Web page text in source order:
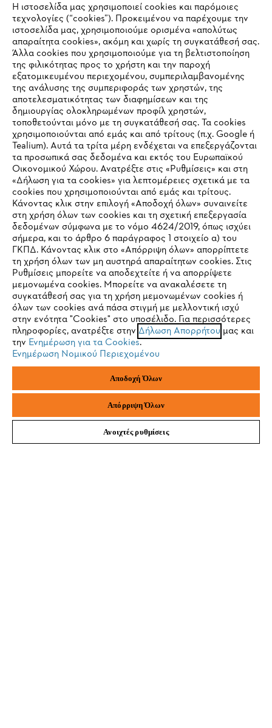
Καύσιμα, λάδια και λιπαντικά
Μέσα ατομικής προστασίας
ΜΗ ΧΑΝΕΤΕ ΤΙΠΟΤΑ ΠΙΑ ΜΕ ΤΟ
ΕΝΗΜΕΡΩΤΙΚΟ ΔΕΛΤΙΟ ΤΗΣ STIHL.
Διεύθυνση email
Εγγραφείτε τώρα
IHR BROWSER WIRD NICHT
UNTERSTÜTZT
Sie nutzen einen Browser, den wir noch nicht unterstützen. Für
eine optimale Nutzung unserer Seite empfehlen wir Ihnen, zu
einem der folgenden Browser zu wechseln:
Firefox Chrome
Η ιστοσελίδα μας χρησιμοποιεί cookies και παρόμοιες
τεχνολογίες (“cookies”). Προκειμένου να παρέχουμε την
ιστοσελίδα μας, χρησιμοποιούμε ορισμένα «απολύτως
απαραίτητα cookies», ακόμη και χωρίς τη συγκατάθεσή σας.
Άλλα cookies που χρησιμοποιούμε για τη βελτιστοποίηση
της φιλικότητας προς το χρήστη και την παροχή
εξατομικευμένου περιεχομένου, συμπεριλαμβανομένης
της ανάλυσης της συμπεριφοράς των χρηστών, της
αποτελεσματικότητας των διαφημίσεων και της
δημιουργίας ολοκληρωμένων προφίλ χρηστών,
τοποθετούνται μόνο με τη συγκατάθεσή σας. Τα cookies
χρησιμοποιούνται από εμάς και από τρίτους (π.χ. Google ή
Tealium). Αυτά τα τρίτα μέρη ενδέχεται να επεξεργάζονται
τα προσωπικά σας δεδομένα και εκτός του Ευρωπαϊκού
Οικονομικού Χώρου. Ανατρέξτε στις «Ρυθμίσεις» και στη
«Δήλωση για τα cookies» για λεπτομέρειες σχετικά με τα
cookies που χρησιμοποιούνται από εμάς και τρίτους.
Κάνοντας κλικ στην επιλογή «Αποδοχή όλων» συναινείτε
στη χρήση όλων των cookies και τη σχετική επεξεργασία
δεδομένων σύμφωνα με το νόμο 4624/2019, όπως ισχύει
σήμερα, και το άρθρο 6 παράγραφος 1 στοιχείο α) του
ΓΚΠΔ. Κάνοντας κλικ στο «Απόρριψη όλων» απορρίπτετε
τη χρήση όλων των μη αυστηρά απαραίτητων cookies. Στις
Ρυθμίσεις μπορείτε να αποδεχτείτε ή να απορρίψετε
μεμονωμένα cookies. Μπορείτε να ανακαλέσετε τη
συγκατάθεσή σας για τη χρήση μεμονωμένων cookies ή
όλων των cookies ανά πάσα στιγμή με μελλοντική ισχύ
στην ενότητα "Cookies" στο υποσέλιδο. Για περισσότερες
πληροφορίες, ανατρέξτε στην Δήλωση Απορρήτου μας και
την Ενημέρωση για τα Cookies.
Ενημέρωση Νομικού Περιεχομένου
Αποδοχή Όλων
Απόρριψη Όλων
Ανοιχτές ρυθμίσεις